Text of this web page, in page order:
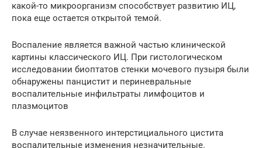
какой-то микроорганизм способствует развитию ИЦ,
пока еще остается открытой темой.
Воспаление является важной частью клинической
картины классического ИЦ. При гистологическом
исследовании биоптатов стенки мочевого пузыря были
обнаружены панцистит и периневральные
воспалительные инфильтраты лимфоцитов и
плазмоцитов
В случае неязвенного интерстициального цистита
воспалительные изменения незначительные.